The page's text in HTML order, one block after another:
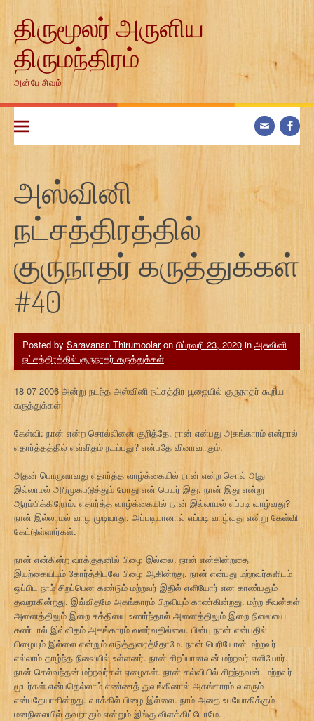
contentதிருமூலர் அருளிய
திருமந்திரம்
அன்பே சிவம்
அஸ்வினி
நட்சத்திரத்தில்
குருநாதர் கருத்துக்கள்
#40
Posted by Saravanan Thirumoolaron பிப்ரவரி 23, 2020 in அசுவினி
நட்சத்திரத்தில் குருநாதர் கருத்துக்கள்
18-07-2006 அன்று நடந்த அஸ்வினி நட்சத்திர பூஜையில் குருநாதர் கூறிய
கருத்துக்கள்
கேள்வி: நான் என்ற சொல்லினை குறித்தே. நான் என்பது அகங்காரம் என்றால்
எதார்த்தத்தில் எவ்விதம் நடப்பது? என்பதே வினாவாகும்.
அதன் பொருளாவது எதார்த்த வாழ்க்கையில் நான் என்ற சொல் அது
இல்லாமல் அறிமுகபடுத்தும் போது என் பெயர் இது. நான் இது என்று
ஆரம்பிக்கிறோம். எதார்த்த வாழ்க்கையில் நான் இல்லாமல் எப்படி வாழ்வது?
நான் இல்லாமல் வாழ முடியாது. அப்படியானால் எப்படி வாழ்வது என்று கேள்வி
கேட்டுள்ளார்கள்.
நான் என்கின்ற வாக்குதனில் பிழை இல்லை. நான் என்கின்றதை
இயற்கையிடம் கோர்த்திடவே பிழை ஆகின்றது. நான் என்பது மற்றவர்களிடம்
ஒப்பிட நாம் சிறப்பென கண்டும் மற்றவர் இதில் எளியோர் என காண்பதும்
தவறாகின்றது. இவ்விதமே அகங்காரம் பிறவியும் காண்கின்றது. மற்ற சீவன்கள்
அனைத்திலும் இறை சக்தியை உணர்ந்தால் அனைத்திலும் இறை நிலையை
கண்டால் இவ்விதம் அகங்காரம் வளர்வதில்லை. பின்பு நான் என்பதில்
பிழையும் இல்லை என்றும் எடுத்துரைத்தோமே. நான் பெரியோன் மற்றவர்
எல்லாம் தாழ்ந்த நிலையில் உள்ளனர். நான் சிறப்பானவன் மற்றவர் எளியோர்.
நான் செல்வந்தன் மற்றவர்கள் ஏழைகள். நான் கல்வியில் சிறந்தவன். மற்றவர்
மூடர்கள் என்பதெல்லாம் எண்ணத் துவங்கினால் அகங்காரம் வளரும்
என்பதேயாகின்றது. வாக்கில் பிழை இல்லை. நாம் அதை உபயோகிக்கும்
மனநிலையில் தவறாகும் என்றும் இங்கு விளக்கிட்டோமே.